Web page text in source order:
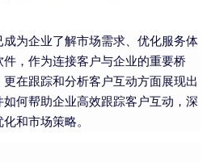
为企业了解市场需求、优化服务体
件，作为连接客户与企业的重要桥
在跟踪和分析客户互动方面展现出
何帮助企业高效跟踪客户互动，深
和市场策略。